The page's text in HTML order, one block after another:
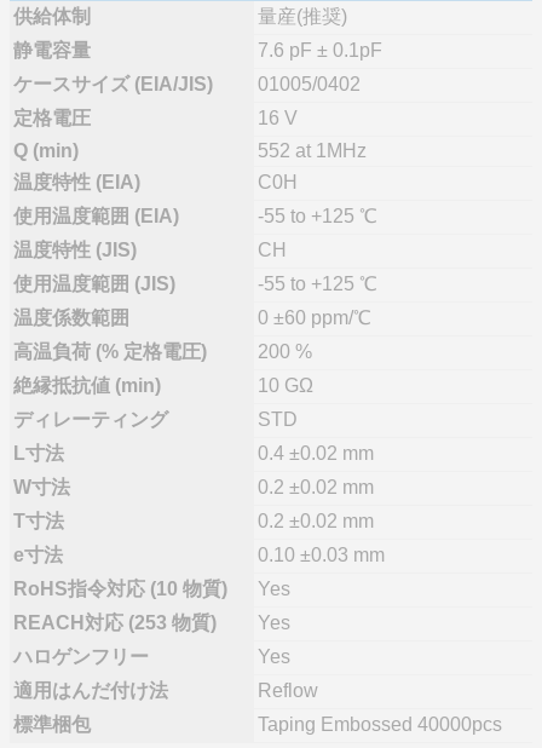
供給体制
量産(推奨)
静電容量
7.6 pF ± 0.1pF
ケースサイズ (EIA/JIS)
01005/0402
定格電圧
16 V
Q (min)
552 at 1MHz
温度特性 (EIA)
C0H
使用温度範囲 (EIA)
-55 to +125 ℃
温度特性 (JIS)
CH
使用温度範囲 (JIS)
-55 to +125 ℃
温度係数範囲
0 ±60 ppm/℃
高温負荷 (% 定格電圧)
200 %
絶縁抵抗値 (min)
10 GΩ
ディレーティング
STD
L寸法
0.4 ±0.02 mm
W寸法
0.2 ±0.02 mm
T寸法
0.2 ±0.02 mm
e寸法
0.10 ±0.03 mm
RoHS指令対応 (10 物質)
Yes
REACH対応 (253 物質)
Yes
ハロゲンフリー
Yes
適用はんだ付け法
Reflow
標準梱包
Taping Embossed 40000pcs